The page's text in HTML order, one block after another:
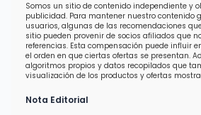
Somos un sitio de contenido independiente y
publicidad. Para mantener nuestro contenido
usuarios, algunas de las recomendaciones
sitio pueden provenir de socios afiliados que
referencias. Esta compensación puede influir
el orden en que ciertas ofertas se presentan.
algoritmos propios y datos recopilados que
visualización de los productos y ofertas
Nota Editorial